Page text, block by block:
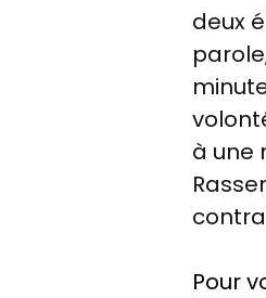
deux
à une
Pour